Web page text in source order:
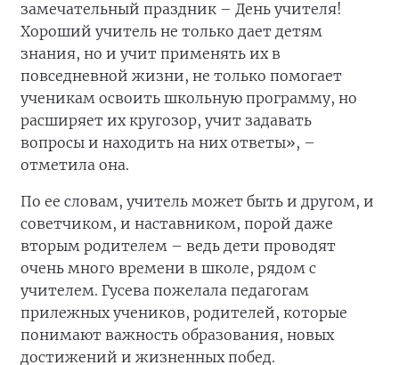
замечательный праздник – День учителя!
Хороший учитель не только дает детям
знания, но и учит применять их в
повседневной жизни, не только помогает
ученикам освоить школьную программу, но
расширяет их кругозор, учит задавать
вопросы и находить на них ответы», –
отметила она.
По ее словам, учитель может быть и другом, и
советчиком, и наставником, порой даже
вторым родителем – ведь дети проводят
очень много времени в школе, рядом с
учителем. Гусева пожелала педагогам
прилежных учеников, родителей, которые
понимают важность образования, новых
достижений и жизненных побед.